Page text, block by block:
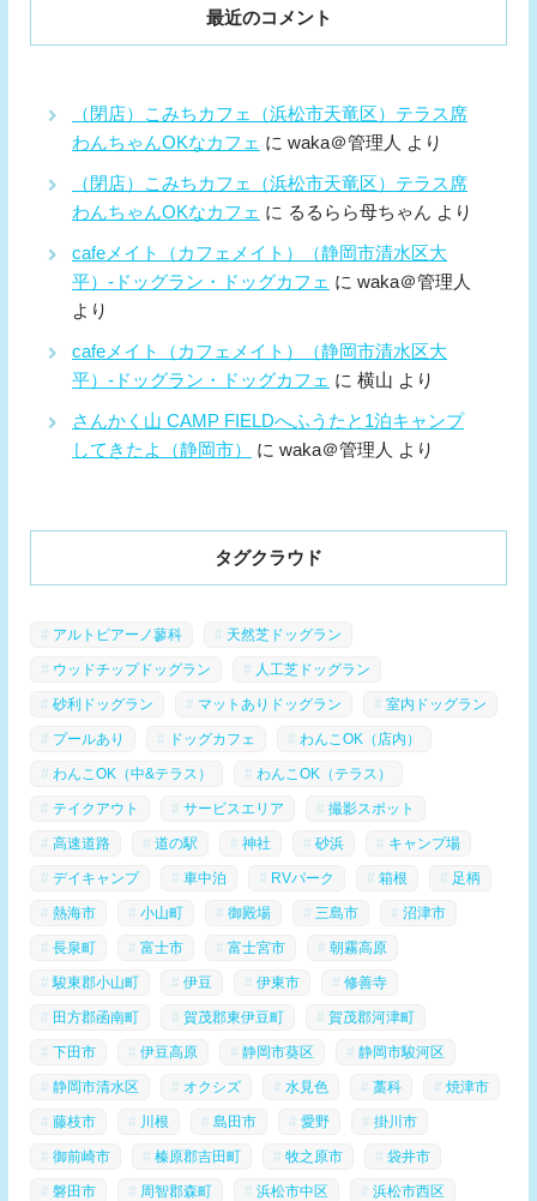
最近のコメント
（閉店）こみちカフェ（浜松市天竜区）テラス席
わんちゃんOKなカフェ に waka＠管理人 より
（閉店）こみちカフェ（浜松市天竜区）テラス席
わんちゃんOKなカフェ に るるらら母ちゃん より
cafeメイト（カフェメイト）（静岡市清水区大
平）-ドッグラン・ドッグカフェ に waka＠管理人
より
cafeメイト（カフェメイト）（静岡市清水区大
平）-ドッグラン・ドッグカフェ に 横山 より
さんかく山 CAMP FIELDへふうたと1泊キャンプ
してきたよ（静岡市）
に waka＠管理人 より
タグクラウド
アルトピアーノ蓼科 天然芝ドッグラン
ウッドチップドッグラン 人工芝ドッグラン
砂利ドッグラン マットありドッグラン 室内ドッグラン
プールあり ドッグカフェ わんこOK（店内）
わんこOK（中&テラス） わんこOK（テラス）
テイクアウト サービスエリア 撮影スポット
高速道路 道の駅 神社 砂浜 キャンプ場
デイキャンプ 車中泊 RVパーク 箱根 足柄
熱海市 小山町 御殿場 三島市 沼津市
長泉町 富士市 富士宮市 朝霧高原
駿東郡小山町 伊豆 伊東市 修善寺
田方郡函南町 賀茂郡東伊豆町 賀茂郡河津町
下田市 伊豆高原 静岡市葵区 静岡市駿河区
静岡市清水区 オクシズ 水見色 藁科 焼津市
藤枝市 川根 島田市 愛野 掛川市
御前崎市 榛原郡吉田町 牧之原市 袋井市
磐田市 周智郡森町 浜松市中区 浜松市西区